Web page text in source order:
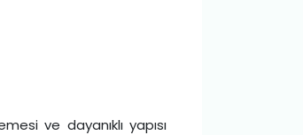
ve dayanıklı yapısı